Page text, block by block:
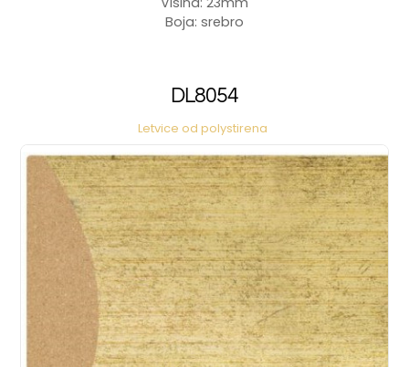
Boja: srebro
DL8054
Letvice od polystirena